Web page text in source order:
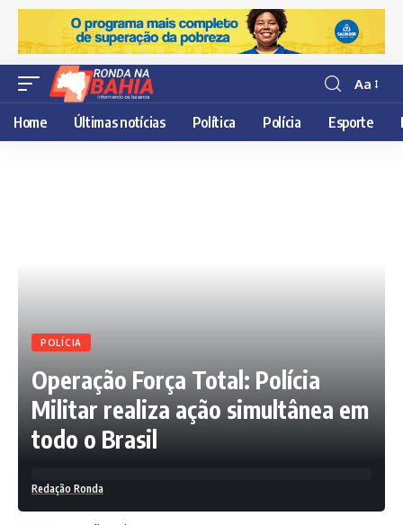
Resisor
de
fonte
Aa
Home Últimas notícias Política Polícia Esporte
POLÍCIA
Operação Força Total: Polícia
Militar realiza ação simultânea em
todo o Brasil
Redação Ronda